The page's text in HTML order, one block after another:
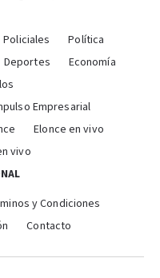
Policiales
Política
Deportes
Economía
Empresarial
Elonce en vivo
vivo
y Condiciones
Contacto